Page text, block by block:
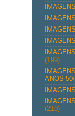
(199)
ANOS
(210)